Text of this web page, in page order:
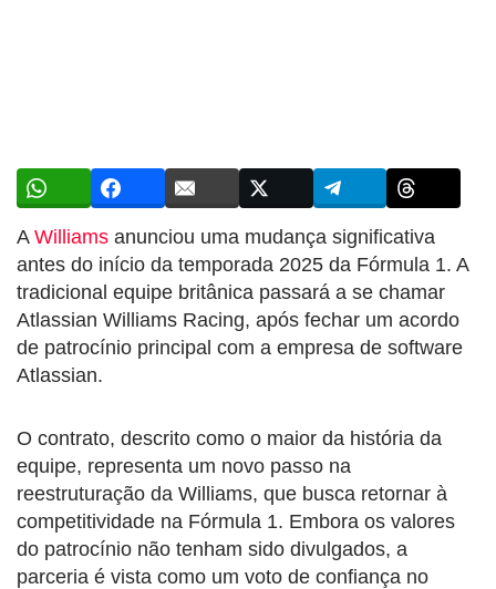
A Williams anunciou uma mudança significativa
antes do início da temporada 2025 da Fórmula 1. A
tradicional equipe britânica passará a se chamar
Atlassian Williams Racing, após fechar um acordo
de patrocínio principal com a empresa de software
Atlassian.
O contrato, descrito como o maior da história da
equipe, representa um novo passo na
reestruturação da Williams, que busca retornar à
competitividade na Fórmula 1. Embora os valores
do patrocínio não tenham sido divulgados, a
parceria é vista como um voto de confiança no